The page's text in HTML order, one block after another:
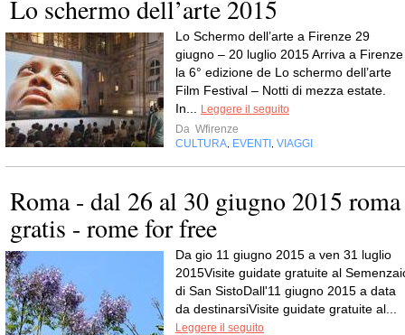
Lo schermo dell’arte 2015
Lo Schermo dell’arte a Firenze 29
giugno – 20 luglio 2015 Arriva a Firenze
la 6° edizione de Lo schermo dell’arte
Film Festival – Notti di mezza estate.
In...
Leggere il seguito
Da Wfirenze
CULTURA EVENTI VIAGGI
Roma - dal 26 al 30 giugno 2015 roma
gratis - rome for free
Da gio 11 giugno 2015 a ven 31 luglio
2015Visite guidate gratuite al
di San SistoDall'11 giugno 2015 a data
da destinarsiVisite guidate gratuite al...
Leggere il seguito